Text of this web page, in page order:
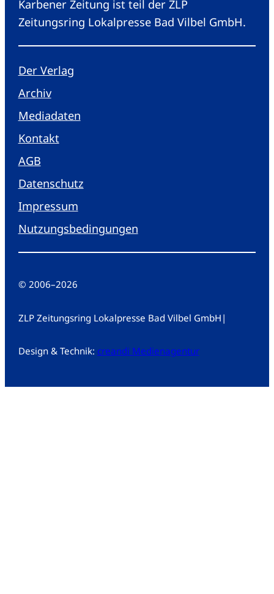
Karbener Zeitung ist teil der ZLP
Zeitungsring Lokalpresse Bad Vilbel GmbH.
Der Verlag
Archiv
Mediadaten
Kontakt
AGB
Datenschutz
Impressum
Nutzungsbedingungen
© 2006–2026
ZLP Zeitungsring Lokalpresse Bad Vilbel GmbH |
Design & Technik: creandi Medienagentur